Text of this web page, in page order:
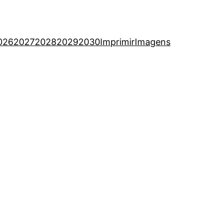
2027202820292030ImprimirImagens